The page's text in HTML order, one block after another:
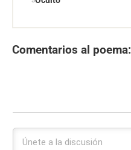
Comentarios al poema: